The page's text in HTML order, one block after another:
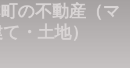
の不動産（マ
・土地）